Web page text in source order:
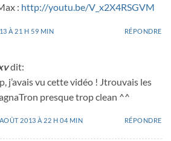
: http://youtu.be/V_x2X4RSGVM
À 21 H 59 MIN RÉPONDRE
dit:
j’avais vu cette vidéo ! Jtrouvais les
presque trop clean ^^
2013 À 22 H 04 MIN RÉPONDRE